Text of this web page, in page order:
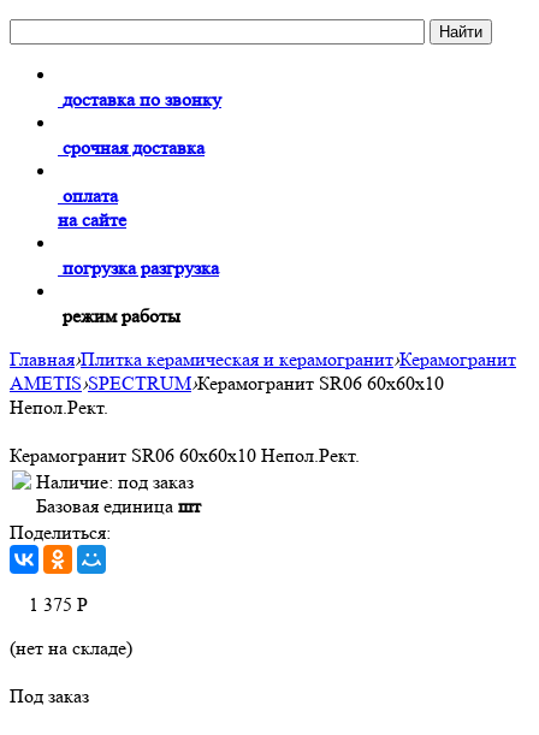
доставка по звонку
срочная доставка
оплата
на сайте
погрузка разгрузка
режим работы
Главная›Плитка керамическая и керамогранит›Керамогранит
AMETIS›SPECTRUM›Керамогранит SR06 60x60х10
Непол.Рект.
Керамогранит SR06 60x60х10 Непол.Рект.
Наличие: под заказ
Базовая единица шт
Поделиться:
1 375 Р
(нет на складе)
Под заказ